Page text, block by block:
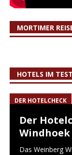
MORTIMER
HOTELS IM TEST
DER HOTELCHECK
Der
Windhoek
Das Weinberg